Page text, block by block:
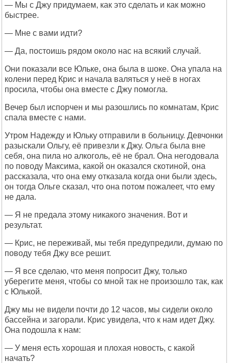
— Мы с Джу придумаем, как это сделать и как можно
быстрее.
— Мне с вами идти?
— Да, постоишь рядом около нас на всякий случай.
Они показали все Юльке, она была в шоке. Она упала на
колени перед Крис и начала валяться у неё в ногах
просила, чтобы она вместе с Джу помогла.
Вечер был испорчен и мы разошлись по комнатам, Крис
спала вместе с нами.
Утром Надежду и Юльку отправили в больницу. Девчонки
разыскали Ольгу, её привезли к Джу. Ольга была вне
себя, она пила но алкоголь, её не брал. Она негодовала
по поводу Максима, какой он оказался скотиной, она
рассказала, что она ему отказала когда они были здесь,
он тогда Ольге сказал, что она потом пожалеет, что ему
не дала.
— Я не предала этому никакого значения. Вот и
результат.
— Крис, не переживай, мы тебя предупредили, думаю по
поводу тебя Джу все решит.
— Я все сделаю, что меня попросит Джу, только
уберегите меня, чтобы со мной так не произошло так, как
с Юлькой.
Джу мы не видели почти до 12 часов, мы сидели около
бассейна и загорали. Крис увидела, что к нам идет Джу.
Она подошла к нам:
— У меня есть хорошая и плохая новость, с какой
начать?